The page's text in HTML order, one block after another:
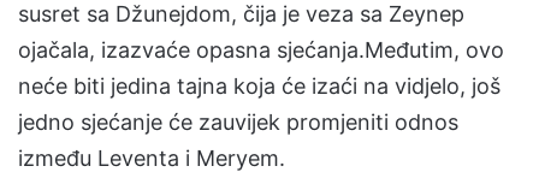
susret sa Džunejdom, čija je veza sa Zeynep
ojačala, izazvaće opasna sjećanja.Međutim, ovo
neće biti jedina tajna koja će izaći na vidjelo, još
jedno sjećanje će zauvijek promjeniti odnos
između Leventa i Meryem.